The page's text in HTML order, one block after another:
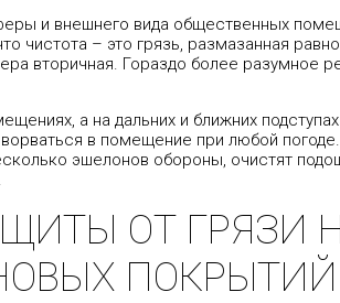
и внешнего вида общественных
чистота – это грязь, размазанная
вторичная. Гораздо более разумное
а на дальних и ближних
в помещение при любой
эшелонов обороны, очистят
ОТ ГРЯЗИ
ПОКРЫТИЙ